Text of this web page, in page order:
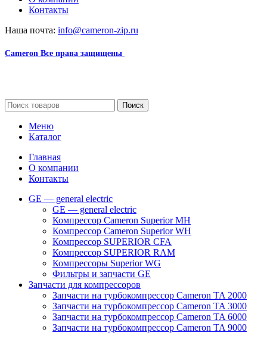
Контакты
Наша почта: info@cameron-zip.ru
Cameron Все права защищены
Поиск
Меню
Каталог
Главная
О компании
Контакты
GE — general electric
GE — general electric
Компрессор Cameron Superior MH
Компрессор Cameron Superior WH
Компрессор SUPERIOR CFA
Компрессор SUPERIOR RAM
Компрессоры Superior WG
Фильтры и запчасти GE
Запчасти для компрессоров
Запчасти на турбокомпрессор Cameron TA 2000
Запчасти на турбокомпрессор Cameron TA 3000
Запчасти на турбокомпрессор Cameron TA 6000
Запчасти на турбокомпрессор Cameron TA 9000